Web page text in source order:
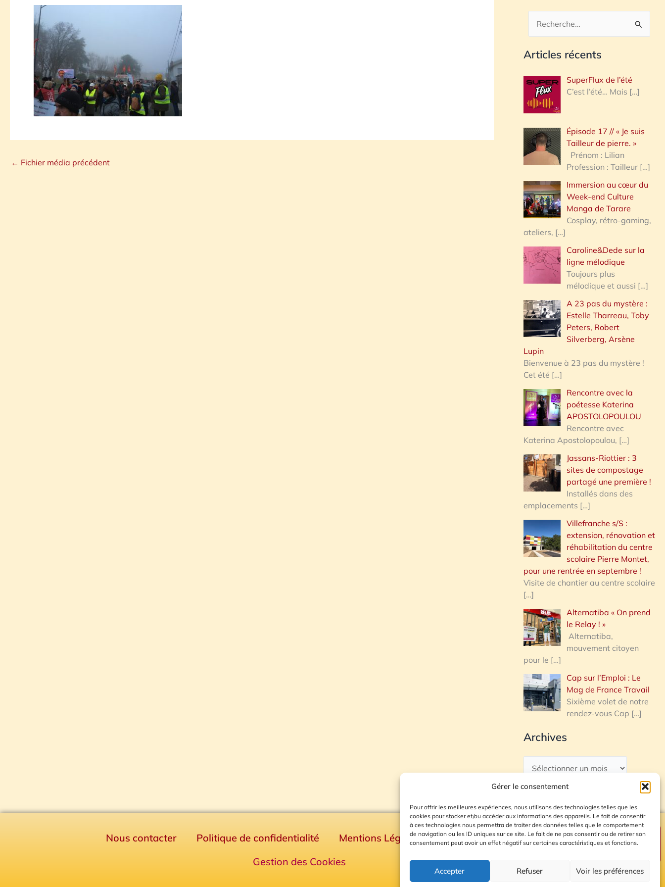
Gérer le consentement
Pour offrir les meilleures expériences, nous utilisons des technologies telles que les
cookies pour stocker et/ou accéder aux informations des appareils. Le fait de consentir
à ces technologies nous permettra de traiter des données telles que le comportement
de navigation ou les ID uniques sur ce site. Le fait de ne pas consentir ou de retirer son
consentement peut avoir un effet négatif sur certaines caractéristiques et fonctions.
Accepter Refuser Voir les préférences
← Fichier média précédent
c
h
r
h
e
:
Articles récents
SuperFlux de l’été
C’est l’été… Mais […]
Épisode 17 // « Je suis
Tailleur de pierre. »
Prénom : Lilian
Profession : Tailleur […]
Immersion au cœur du
Week-end Culture
Manga de Tarare
Cosplay, rétro-gaming,
ateliers, […]
Caroline&Dede sur la
ligne mélodique
Toujours plus
mélodique et aussi […]
A 23 pas du mystère :
Estelle Tharreau, Toby
Peters, Robert
Silverberg, Arsène
Lupin
Bienvenue à 23 pas du mystère !
Cet été […]
Rencontre avec la
poétesse Katerina
APOSTOLOPOULOU
Rencontre avec
Katerina Apostolopoulou, […]
Jassans-Riottier : 3
sites de compostage
partagé une première !
Installés dans des
emplacements […]
Villefranche s/S :
extension, rénovation et
réhabilitation du centre
scolaire Pierre Montet,
pour une rentrée en septembre !
Visite de chantier au centre scolaire
[…]
Alternatiba « On prend
le Relay ! »
Alternatiba,
mouvement citoyen
pour le […]
Cap sur l’Emploi : Le
Mag de France Travail
Sixième volet de notre
rendez-vous Cap […]
Archives
Nous contacter Politique de confidentialité Mentions Légales
Plan du site
Gestion des Cookies